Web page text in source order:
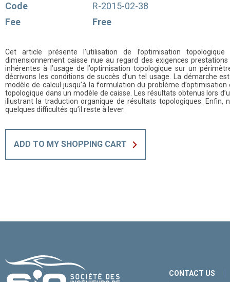
Code
R-2015-02-38
Fee
Free
Cet article présente l’utilisation de l’optimisation
dimensionnement caisse nue au regard des exigences
inhérentes à l’usage de l’optimisation topologique sur un
décrivons les conditions de succès d’un tel usage. La démarche
modèle de calcul jusqu’à la formulation du problème
topologique dans un modèle de caisse. Les résultats obtenus lors
illustrant la traduction organique de résultats topologiques. Enfin,
quelques difficultés qu’il reste à lever.
ADD TO MY SHOPPING CART
CONTACT US